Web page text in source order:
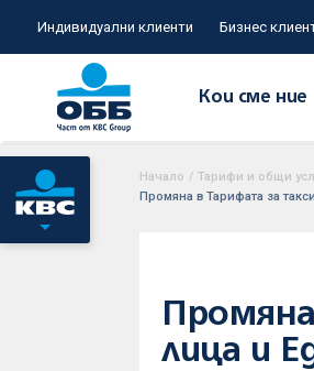
Индивидуални клиенти Бизнес
Кои сме ние
Начало / Тарифи и общи
Промяна в Тарифата за
лица и